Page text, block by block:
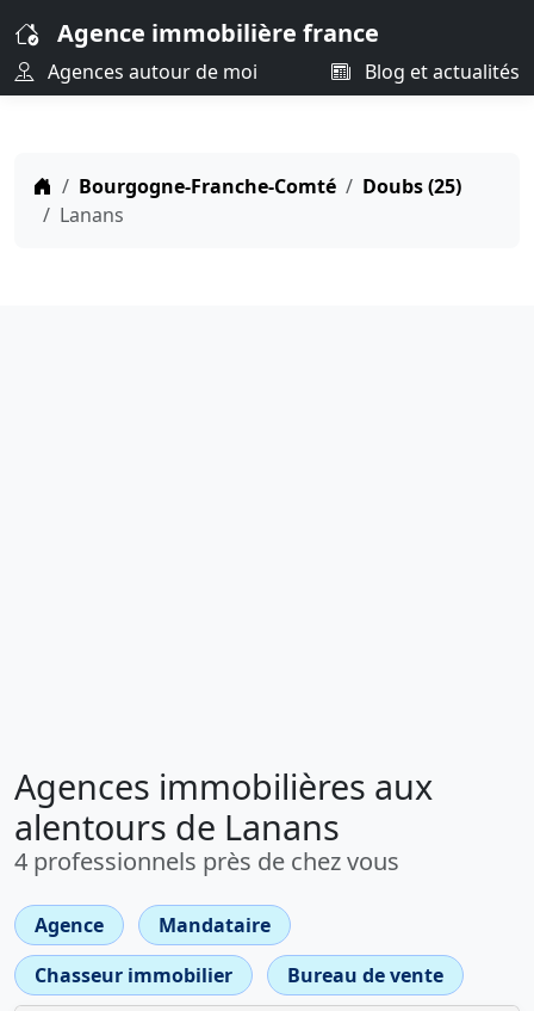
Agence immobilière france
Agences autour de moi Blog et actualités
Bourgogne-Franche-Comté
Doubs (25)
Lanans
Agences immobilières aux
alentours de Lanans
4 professionnels près de chez vous
Agence
Mandataire
Chasseur immobilier
Bureau de vente